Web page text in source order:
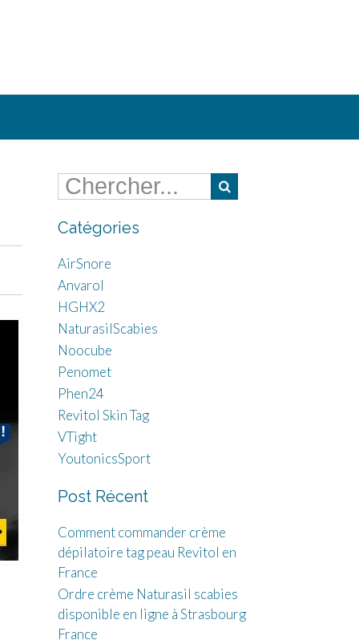
Catégories
AirSnore
Anvarol
HGHX2
NaturasilScabies
Noocube
Penomet
Phen24
Revitol Skin Tag
VTight
YoutonicsSport
Post Récent
Comment commander crème
dépilatoire tag peau Revitol en
France
Ordre crème Naturasil scabies
disponible en ligne à Strasbourg
France